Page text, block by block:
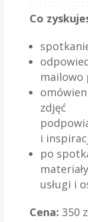
Co
mailowo
zdjęć
i
po
usługi i
Cena: 350